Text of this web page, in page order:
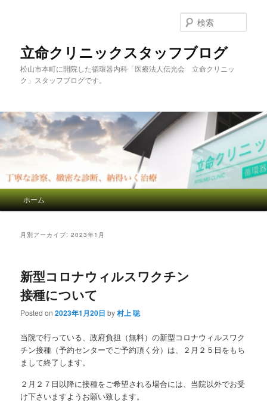
立命クリニックスタッフブログ
松山市本町に開院した循環器内科「医療法人伝光会 立命クリニッ
ク」スタッフブログです。
索
メインメニュー
メインコンテンツへ移動
サブコンテンツへ移動
ホーム
月別アーカイブ:2023年1月
新型コロナウィルスワクチン
接種について
Posted on2023年1月20日 by村上 聡
当院で行っている、政府負担（無料）の新型コロナウィルスワク
チン接種（予約センターでご予約頂く分）は、２月２５日をもち
まして終了します。
２月２７日以降に接種をご希望される場合には、当院以外でお受
け下さいますようお願い致します。